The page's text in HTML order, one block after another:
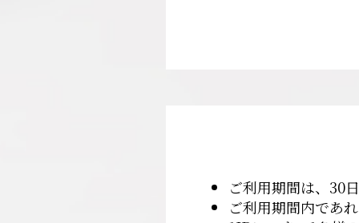
ご利用期間は、30
ご利用期間内であ